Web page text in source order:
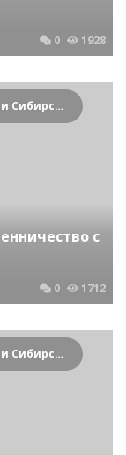
0 1928
Криминальные новости Новосибирска и Сибирского региона
с
0 1712
Криминальные новости Новосибирска и Сибирского региона